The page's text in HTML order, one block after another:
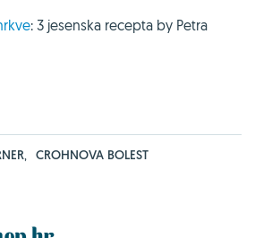
: 3 jesenska recepta by Petra
, CROHNOVA BOLEST